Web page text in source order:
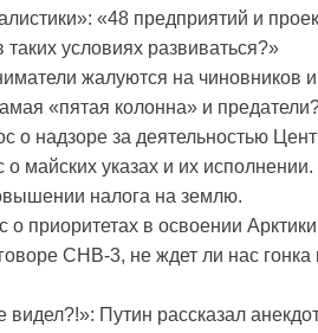
«48 предприятий и
условиях развиваться?»
жалуются на чиновников
«пятая колонна» и
надзоре за деятельностью
майских указах и их исполнении.
налога на землю.
приоритетах в освоении
СНВ-3, не ждет ли нас
Путин рассказал